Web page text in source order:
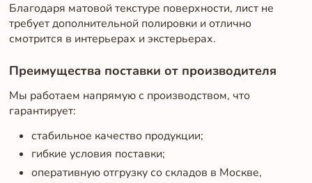
Благодаря матовой текстуре поверхности, лист не
требует дополнительной полировки и отлично
смотрится в интерьерах и экстерьерах.
Преимущества поставки от производителя
Мы работаем напрямую с производством, что
гарантирует:
стабильное качество продукции;
гибкие условия поставки;
оперативную отгрузку со складов в Москве,